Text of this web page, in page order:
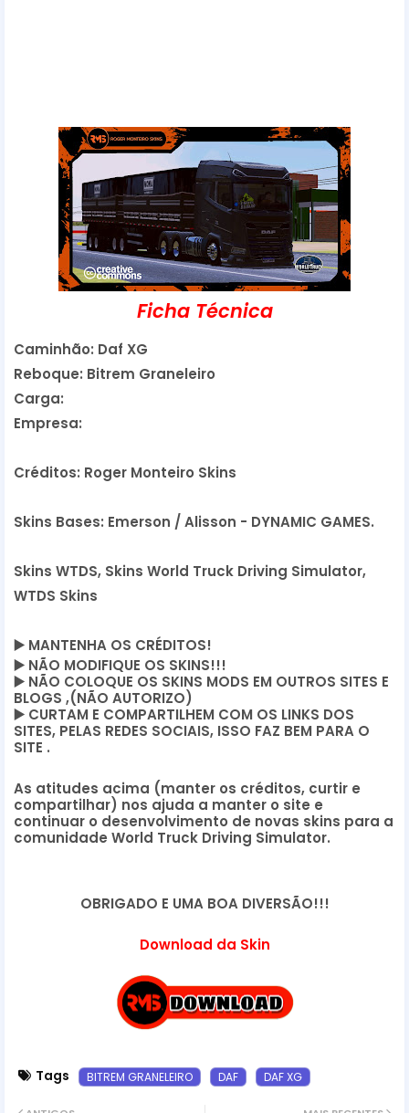
Ficha Técnica
Caminhão: Daf XG
Reboque: Bitrem Graneleiro
Carga:
Empresa:
Créditos: Roger Monteiro Skins
Skins Bases: Emerson / Alisson - DYNAMIC GAMES.
Skins WTDS, Skins World Truck Driving Simulator,
WTDS Skins
▶️ MANTENHA OS CRÉDITOS!
▶️ NÃO MODIFIQUE OS SKINS!!!
▶️ NÃO COLOQUE OS SKINS MODS EM OUTROS SITES E
BLOGS ,(NÃO AUTORIZO)
▶️ CURTAM E COMPARTILHEM COM OS LINKS DOS
SITES, PELAS REDES SOCIAIS, ISSO FAZ BEM PARA O
SITE .
As atitudes acima (manter os créditos, curtir e
compartilhar) nos ajuda a manter o site e
continuar o desenvolvimento de novas skins para a
comunidade World Truck Driving Simulator.
OBRIGADO E UMA BOA DIVERSÃO!!!
Download da Skin
Tags BITREM GRANELEIRO DAF DAF XG